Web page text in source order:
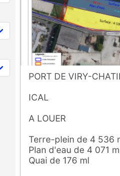
PORT DE VIRY-
ICAL
A LOUER
Terre-plein de 4 536
Plan d'eau de 4 071
Quai de 176 ml